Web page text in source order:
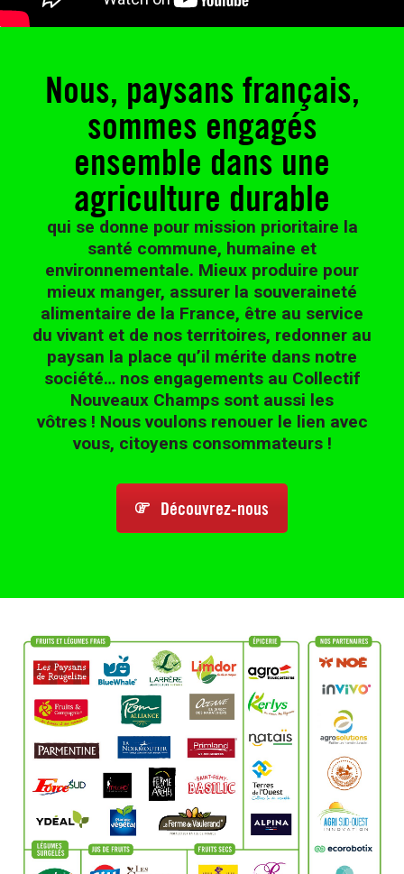
Nous, paysans français,
sommes engagés
ensemble dans une
agriculture durable
qui se donne pour mission prioritaire la
santé commune, humaine et
environnementale. Mieux produire pour
mieux manger, assurer la souveraineté
alimentaire de la France, être au service
du vivant et de nos territoires, redonner au
paysan la place qu’il mérite dans notre
société… nos engagements au Collectif
Nouveaux Champs sont aussi les
vôtres ! Nous voulons renouer le lien avec
vous, citoyens consommateurs !
Découvrez-nous